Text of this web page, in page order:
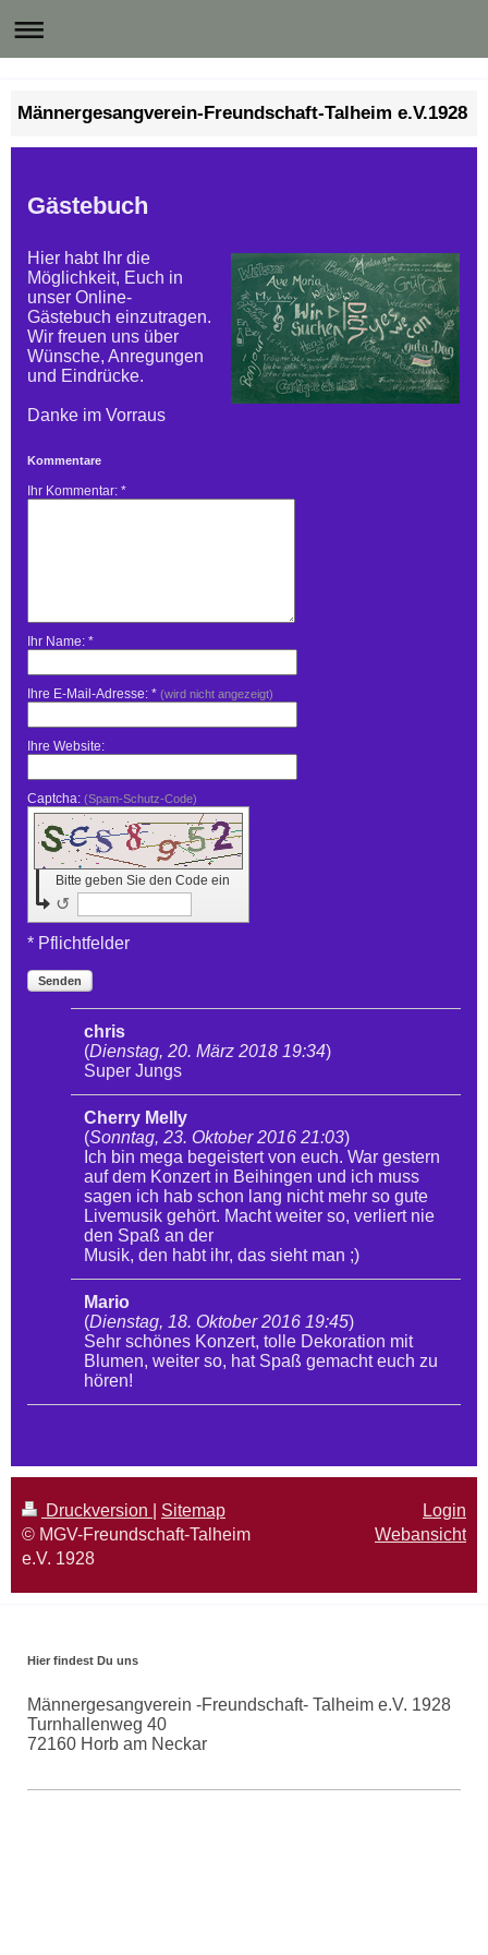
Männergesangverein-Freundschaft-Talheim e.V.1928
Gästebuch
Hier habt Ihr die
Möglichkeit, Euch in
unser Online-
Gästebuch einzutragen.
Wir freuen uns über
Wünsche, Anregungen
und Eindrücke.
Danke im Vorraus
Kommentare
Ihr Kommentar: *
Ihr Name: *
Ihre E-Mail-Adresse: * (wird nicht angezeigt)
Ihre Website:
Captcha: (Spam-Schutz-Code)
Bitte geben Sie den Code ein
↺
* Pflichtfelder
Senden
chris
(Dienstag, 20. März 2018 19:34)
Super Jungs
Cherry Melly
(Sonntag, 23. Oktober 2016 21:03)
Ich bin mega begeistert von euch. War gestern
auf dem Konzert in Beihingen und ich muss
sagen ich hab schon lang nicht mehr so gute
Livemusik gehört. Macht weiter so, verliert nie
den Spaß an der
Musik, den habt ihr, das sieht man ;)
Mario
(Dienstag, 18. Oktober 2016 19:45)
Sehr schönes Konzert, tolle Dekoration mit
Blumen, weiter so, hat Spaß gemacht euch zu
hören!
Druckversion
Sitemap
© MGV-Freundschaft-Talheim
e.V. 1928
Login
Webansicht
Hier findest Du uns
Männergesangverein -Freundschaft- Talheim e.V. 1928
Turnhallenweg 40
72160 Horb am Neckar